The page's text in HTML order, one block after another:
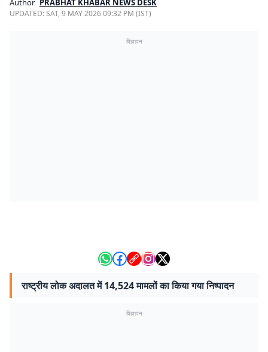
Author PRABHAT KHABAR NEWS DESK
UPDATED:SAT, 9 MAY 2026 09:32 PM (IST)
विज्ञापन
राष्ट्रीय लोक अदालत में 14,524 मामलों का किया गया निष्पादन
विज्ञापन